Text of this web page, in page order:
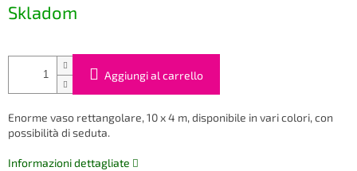
della
Skladom
Aggiungi al carrello
Enorme vaso rettangolare, 10 x 4 m, disponibile in vari colori, con
possibilità di seduta.
Informazioni dettagliate